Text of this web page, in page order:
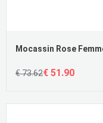
€ 73.62€ 51.90